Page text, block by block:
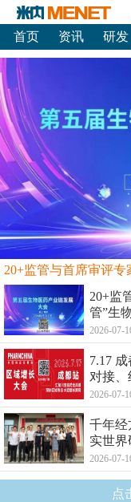
首页 资讯 研发
20+监
管”生
2026-07-
7.17
对接
2026-07-
千年
实世
2026-07-
点